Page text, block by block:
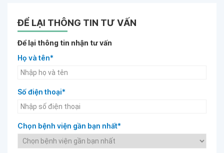
ĐỂ LẠI THÔNG TIN TƯ VẤN
Để lại thông tin nhận tư vấn
Họ và tên*
Số điện thoại*
Chọn bệnh viện gần bạn nhất*